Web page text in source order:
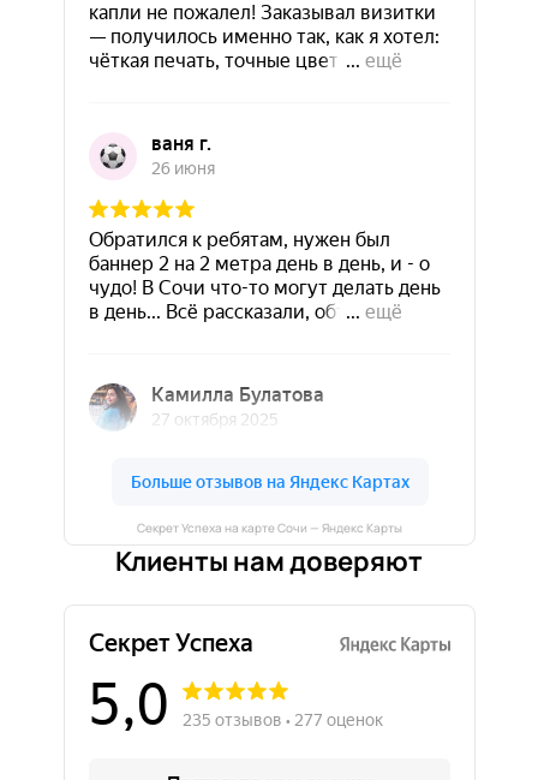
Секрет Успеха на карте Сочи — Яндекс Карты
Клиенты нам доверяют